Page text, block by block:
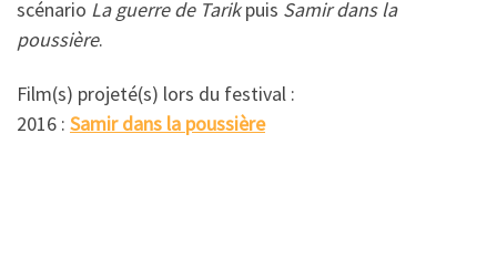
scénario La guerre de Tarikpuis Samir dans la
poussière.
Film(s) projeté(s) lors du festival :
2016 : Samir dans la poussière